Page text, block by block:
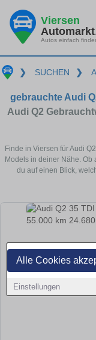
Alle Cookies
Einstellungen
Viersen
Automarkt
Autos einfach
❯ SUCHEN ❯
gebrauchte Audi
Audi Q2
Finde in Viersen für Audi
Models in deiner Nähe. Ob
du auf einen Blick,